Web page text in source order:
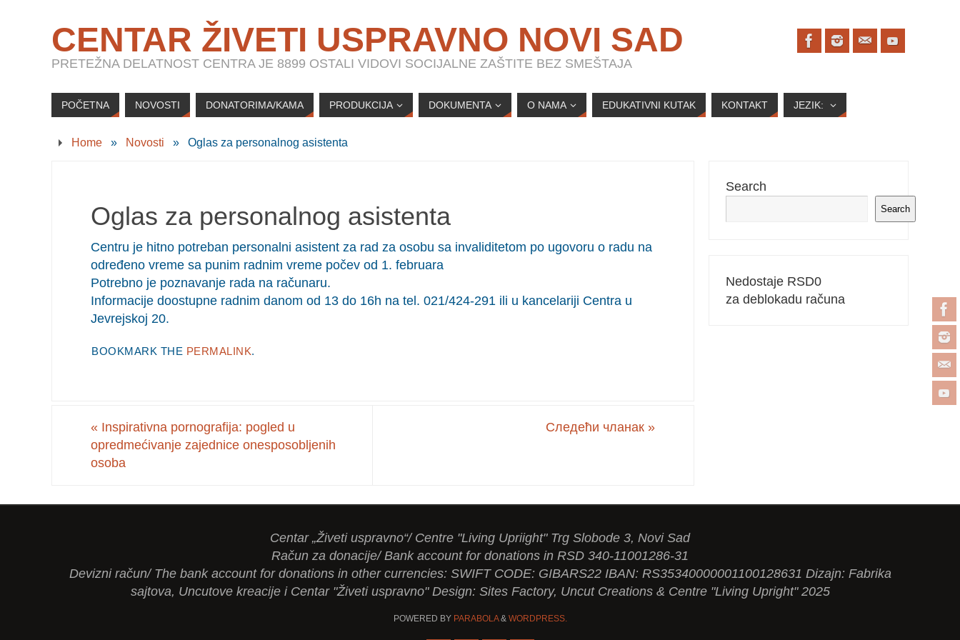
CENTAR ŽIVETI USPRAVNO NOVI SAD
PRETEŽNA DELATNOST CENTRA JE 8899 OSTALI VIDOVI SOCIJALNE ZAŠTITE BEZ SMEŠTAJA
POČETNA NOVOSTI DONATORIMA/KAMA PRODUKCIJA DOKUMENTA O NAMA EDUKATIVNI KUTAK KONTAKT JEZIK:
Home » Novosti » Oglas za personalnog asistenta
Oglas za personalnog asistenta
Centru je hitno potreban personalni asistent za rad za osobu sa invaliditetom po ugovoru o radu na
određeno vreme sa punim radnim vreme počev od 1. februara
Potrebno je poznavanje rada na računaru.
Informacije doostupne radnim danom od 13 do 16h na tel. 021/424-291 ili u kancelariji Centra u
Jevrejskoj 20.
BOOKMARK THE PERMALINK.
« Inspirativna pornografija: pogled u
opredmećivanje zajednice onesposobljenih
osoba
Следећи чланак »
Search
Search
Nedostaje RSD0
za deblokadu računa
Centar „Živeti uspravno“/ Centre "Living Upriight" Trg Slobode 3, Novi Sad
Račun za donacije/ Bank account for donations in RSD 340-11001286-31
Devizni račun/ The bank account for donations in other currencies: SWIFT CODE: GIBARS22 IBAN: RS35340000001100128631 Dizajn: Fabrika
sajtova, Uncutove kreacije i Centar "Živeti uspravno" Design: Sites Factory, Uncut Creations & Centre "Living Upright" 2025
POWERED BY PARABOLA& WORDPRESS.